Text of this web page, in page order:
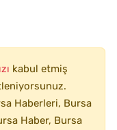
kabul etmiş
Haberleri, Bursa
Haber, Bursa